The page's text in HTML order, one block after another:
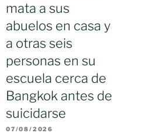
mata a sus
abuelos en casa y
a otras seis
personas en su
escuela cerca de
Bangkok antes de
suicidarse
07/08/2026